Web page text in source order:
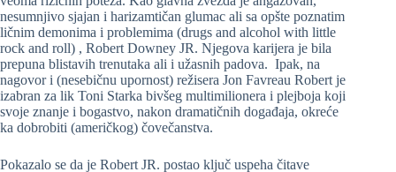
nesumnjivo sjajan i harizamtičan glumac ali sa opšte poznatim
ličnim demonima i problemima (drugs and alcohol with little
rock and roll) , Robert Downey JR. Njegova karijera je bila
prepuna blistavih trenutaka ali i užasnih padova. Ipak, na
nagovor i (nesebičnu upornost) režisera Jon Favreau Robert je
izabran za lik Toni Starka bivšeg multimilionera i plejboja koji
svoje znanje i bogastvo, nakon dramatičnih događaja, okreće
ka dobrobiti (američkog) čovečanstva.
Pokazalo se da je Robert JR. postao ključ uspeha čitave